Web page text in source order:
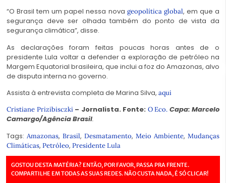
“O Brasil tem um papel nessa nova geopolítica global, em que a
segurança deve ser olhada também do ponto de vista da
segurança climática”, disse.
As declarações foram feitas poucas horas antes de o
presidente Lula voltar a defender a exploração de petróleo na
Margem Equatorial brasileira, que inclui a foz do Amazonas, alvo
de disputa interna no governo.
Assista à entrevista completa de Marina Silva, aqui
Cristiane Prizibisczki– Jornalista. Fonte: O Eco. Capa: Marcelo
Camargo/Agência Brasil.
Tags: Amazonas, Brasil, Desmatamento, Meio Ambiente, Mudanças
Climáticas, Petróleo, Presidente Lula
GOSTOU DESTA MATÉRIA? ENTÃO, POR FAVOR, PASSA PRA FRENTE.
COMPARTILHE EM TODAS AS SUAS REDES. NÃO CUSTA NADA, É SÓ CLICAR!